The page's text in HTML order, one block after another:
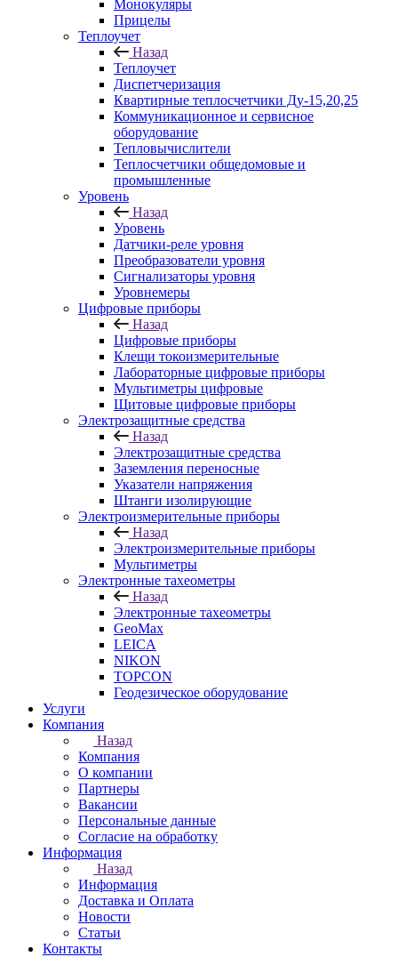
Монокуляры
Прицелы
Теплоучет
Назад
Теплоучет
Диспетчеризация
Квартирные теплосчетчики Ду-15,20,25
Коммуникационное и сервисное
оборудование
Тепловычислители
Теплосчетчики общедомовые и
промышленные
Уровень
Назад
Уровень
Датчики-реле уровня
Преобразователи уровня
Сигнализаторы уровня
Уровнемеры
Цифровые приборы
Назад
Цифровые приборы
Клещи токоизмерительные
Лабораторные цифровые приборы
Мультиметры цифровые
Щитовые цифровые приборы
Электрозащитные средства
Назад
Электрозащитные средства
Заземления переносные
Указатели напряжения
Штанги изолирующие
Электроизмерительные приборы
Назад
Электроизмерительные приборы
Мультиметры
Электронные тахеометры
Назад
Электронные тахеометры
GeoMax
LEICA
NIKON
TOPCON
Геодезическое оборудование
Услуги
Компания
Назад
Компания
О компании
Партнеры
Вакансии
Персональные данные
Согласие на обработку
Информация
Назад
Информация
Доставка и Оплата
Новости
Статьи
Контакты